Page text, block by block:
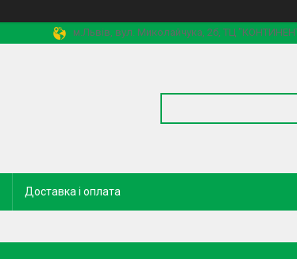
м.Львів, вул. Миколайчука, 2б, ТЦ
Доставка і оплата